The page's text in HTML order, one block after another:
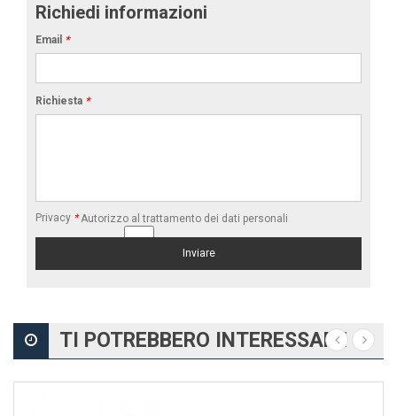
Richiedi informazioni
Email *
Richiesta *
Privacy * Autorizzo al trattamento dei dati personali
TI POTREBBERO INTERESSARE